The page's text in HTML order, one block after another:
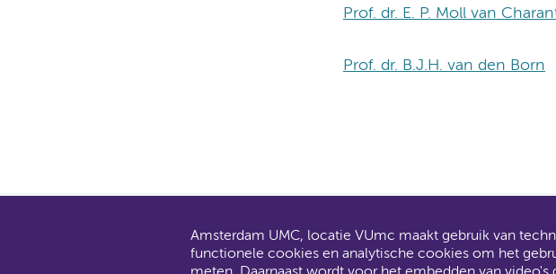
Prof. dr. E. P. Moll van
Prof. dr. B.J.H. van den Born
AMC en VUmc zijn al een tijdje
Dit gaat u ook merken aan de
Amsterdam UMC, locatie VUmc maakt gebruik van
functionele cookies en analytische cookies om het